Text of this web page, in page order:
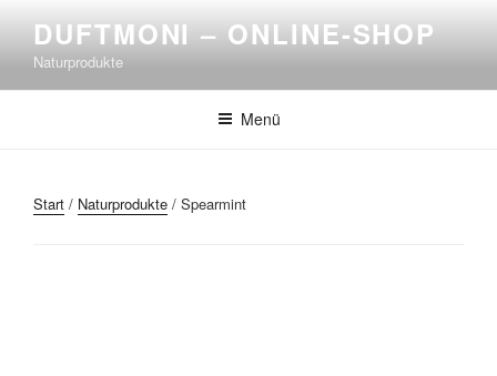
DUFTMONI – ONLINE-SHOP
Naturprodukte
Menü
Start / Naturprodukte / Spearmint